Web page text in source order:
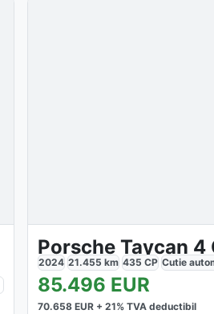
Porsche Taycan 4
2024 21.455 km 435 CP Cutie
85.496 EUR
70.658EUR + 21% TVA deductibil